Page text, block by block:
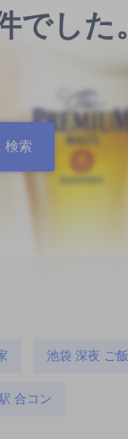
でした
池袋 深夜 ご飯
合コン